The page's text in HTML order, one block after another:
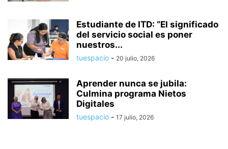
Estudiante de ITD: “El significado
del servicio social es poner
nuestros...
tuespacio - 20 julio, 2026
Aprender nunca se jubila:
Culmina programa Nietos
Digitales
tuespacio - 17 julio, 2026